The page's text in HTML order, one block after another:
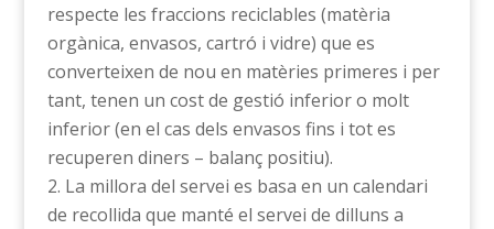
respecte les fraccions reciclables (matèria
orgànica, envasos, cartró i vidre) que es
converteixen de nou en matèries primeres i per
tant, tenen un cost de gestió inferior o molt
inferior (en el cas dels envasos fins i tot es
recuperen diners – balanç positiu).
La millora del servei es basa en un calendari
de recollida que manté el servei de dilluns a